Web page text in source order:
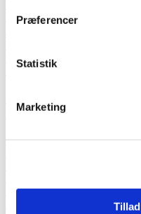
Præferencer
Statistik
Marketing
Areal:
sportsfaciliteter, 10 min til
Se lejemålet
2 værelses lejlighed
midtby
Overtagelsesdato:15/9 2026
Værelser: